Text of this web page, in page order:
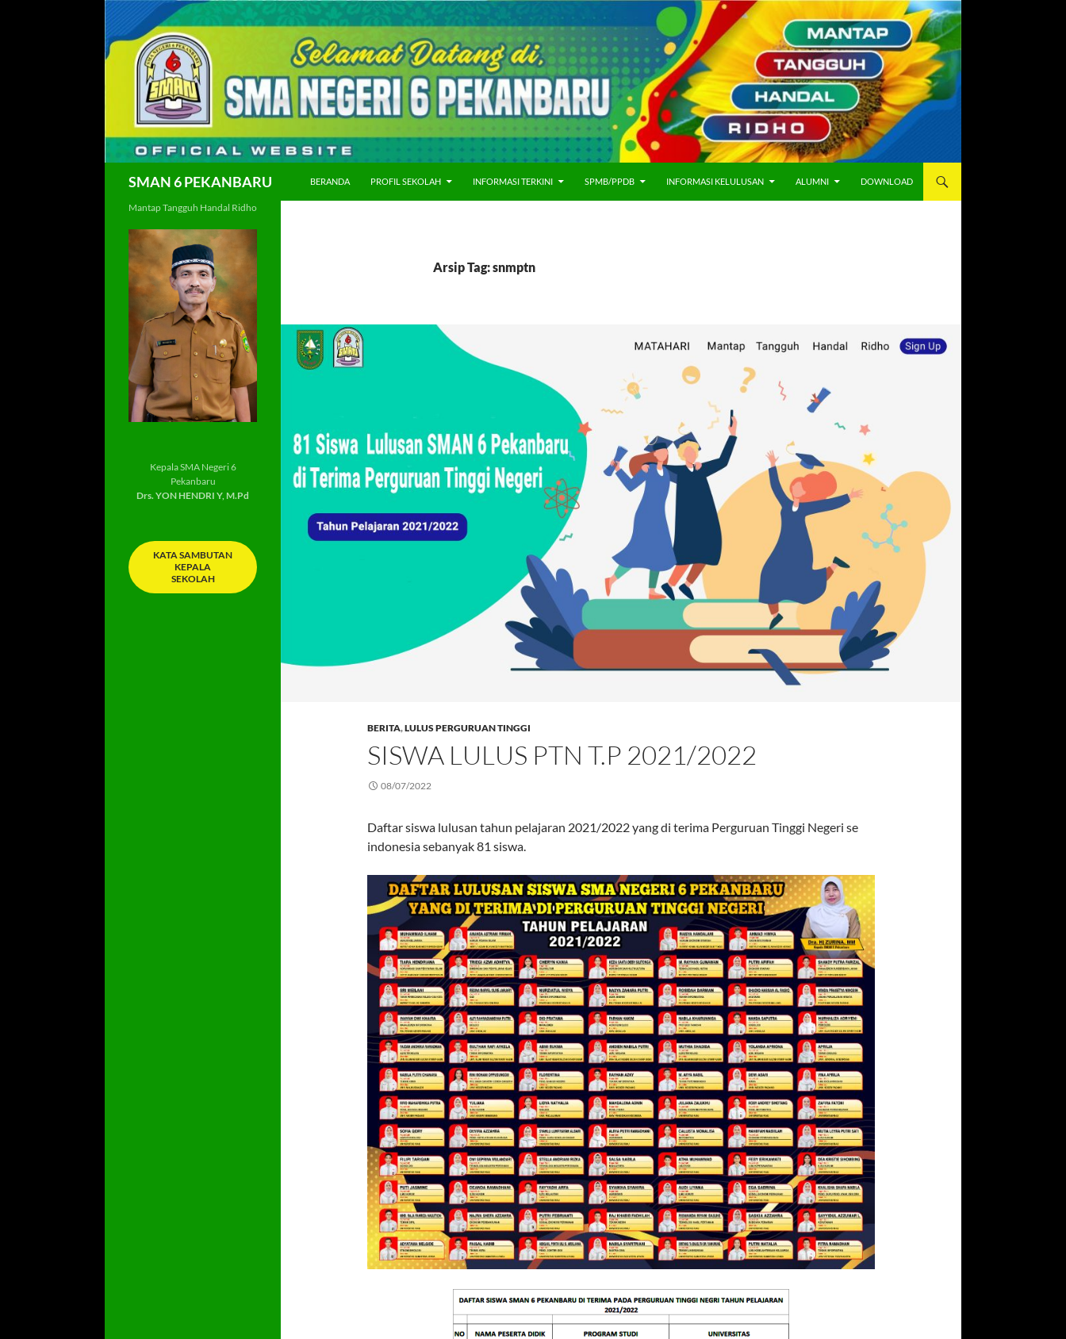
SMAN 6 PEKANBARU BERANDA PROFIL SEKOLAH INFORMASI TERKINI SPMB/PPDB INFORMASI KELULUSAN ALUMNI DOWNLOAD
Arsip Tag: snmptn
BERITA,LULUS PERGURUAN TINGGI
SISWA LULUS PTN T.P 2021/2022
08/07/2022
Daftar siswa lulusan tahun pelajaran 2021/2022 yang di terima Perguruan Tinggi Negeri se
indonesia sebanyak 81 siswa.
Mantap Tangguh Handal Ridho
Kepala SMA Negeri 6
Pekanbaru
Drs. YON HENDRI Y, M.Pd
KATA SAMBUTAN
KEPALA
SEKOLAH